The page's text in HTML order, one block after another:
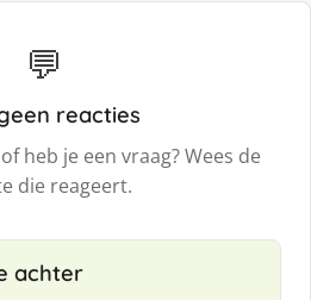
💬
reacties
heb je een vraag? Wees de
die reageert.
achter